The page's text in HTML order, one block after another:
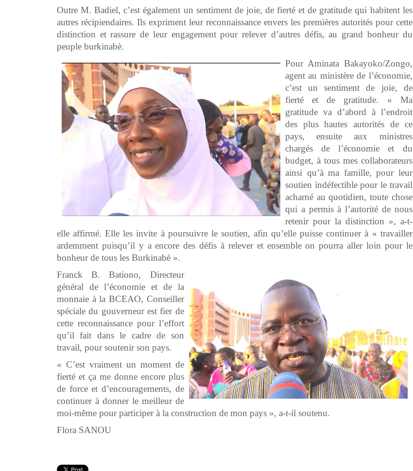
Outre M. Badiel, c’est également un sentiment de joie, de fierté et de gratitude qui habitent les
autres récipiendaires. Ils expriment leur reconnaissance envers les premières autorités pour cette
distinction et rassure de leur engagement pour relever d’autres défis, au grand bonheur du
peuple burkinabè.
Pour Aminata Bakayoko/Zongo,
agent au ministère de l’économie,
c’est un sentiment de joie, de
fierté et de gratitude. « Ma
gratitude va d’abord à l’endroit
des plus hautes autorités de ce
pays, ensuite aux ministres
chargés de l’économie et du
budget, à tous mes collaborateurs
ainsi qu’à ma famille, pour leur
soutien indéfectible pour le travail
acharné au quotidien, toute chose
qui a permis à l’autorité de nous
retenir pour la distinction », a-t-
elle affirmé. Elle les invite à poursuivre le soutien, afin qu’elle puisse continuer à « travailler
ardemment puisqu’il y a encore des défis à relever et ensemble on pourra aller loin pour le
bonheur de tous les Burkinabè ».
Franck B. Bationo, Directeur
général de l’économie et de la
monnaie à la BCEAO, Conseiller
spéciale du gouverneur est fier de
cette reconnaissance pour l’effort
qu’il fait dans le cadre de son
travail, pour soutenir son pays.
« C’est vraiment un moment de
fierté et ça me donne encore plus
de force et d’encouragements, de
continuer à donner le meilleur de
moi-même pour participer à la construction de mon pays », a-t-il soutenu.
Flora SANOU